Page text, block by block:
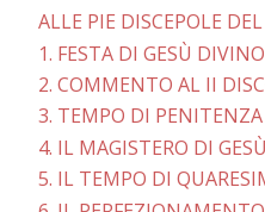
ALLE PIE DISCEPOLE
1. FESTA DI GESÙ
2. COMMENTO AL II
3. TEMPO DI PENITENZA
4. IL MAGISTERO DI
5. IL TEMPO DI